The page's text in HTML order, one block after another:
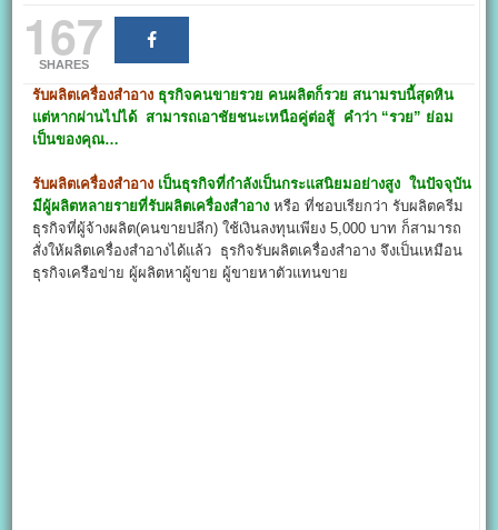
167
SHARES
รับผลิตเครื่องสําอาง ธุรกิจคนขายรวย คนผลิตก็รวย สนามรบนี้สุดหิน
แต่หากผ่านไปได้ สามารถเอาชัยชนะเหนือคู่ต่อสู้ คำว่า “รวย” ย่อม
เป็นของคุณ…
รับผลิตเครื่องสําอาง เป็นธุรกิจที่กำลังเป็นกระแสนิยมอย่างสูง ในปัจจุบัน
มีผู้ผลิตหลายรายที่รับผลิตเครื่องสำอาง หรือ ที่ชอบเรียกว่า รับผลิตครีม
ธุรกิจที่ผู้จ้างผลิต(คนขายปลีก) ใช้เงินลงทุนเพียง 5,000 บาท ก็สามารถ
สั่งให้ผลิตเครื่องสำอางได้แล้ว ธุรกิจรับผลิตเครื่องสำอาง จึงเป็นเหมือน
ธุรกิจเครือข่าย ผู้ผลิตหาผู้ขาย ผู้ขายหาตัวแทนขาย